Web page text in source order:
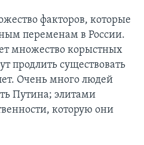
факторов, которые
переменам в России.
множество корыстных
продлить существовать
Очень много людей
Путина; элитами
которую они